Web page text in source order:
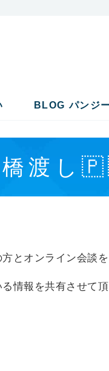
外医療協力NGO
BLOG パンジ
橋渡し
とオンライン会談を
情報を共有させて頂